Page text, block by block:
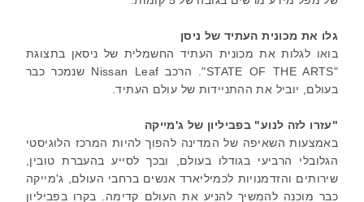
גלו את מכונית העתיד של ניסן
בואו לגלות את מכונית העתיד החשמלית של ניסאן בתצוגת
"STATE OF THE ARTS"
. הרכב Nissan Leaf שנמכר כבר
בעולם, יוביל את ההתניידות של עולם העתיד.
"עזרו לזה לנוע" בפביליון של ג'מייקה
באמצעות השאיפה של המדינה להפוך להיות המרכז הלוגיסטי
הגלובלי הרביעי בגודלו בעולם, ובכך לסייע בהעברת טובין,
שירותים והזדמנויות לכמיליארד אנשים ברחבי העולם, ג'מייקה
כבר מוכנה להמשיך להניע את העולם קדימה. בקרו בפביליון